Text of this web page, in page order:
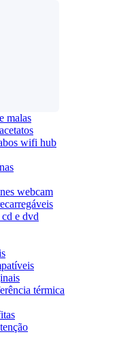
malas
wifi hub
webcam
e dvd
térmica